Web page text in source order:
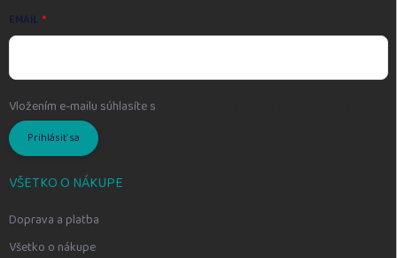
EMAIL
Vložením e-mailu súhlasíte s
Prihlásiť sa
VŠETKO O NÁKUPE
Doprava a platba
Všetko o nákupe